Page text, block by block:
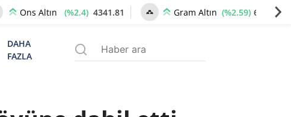
Ons Altın (%2.4) 4341.81 Gram Altın (%2.59) 6660.55
DAHA
FAZLA